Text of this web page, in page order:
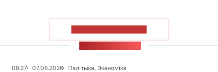
08:27 07.08.2026
Палітыка, Эканоміка